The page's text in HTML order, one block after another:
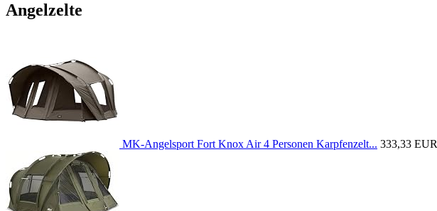
Angelzelte
MK-Angelsport Fort Knox Air 4 Personen Karpfenzelt... 333,33 EUR